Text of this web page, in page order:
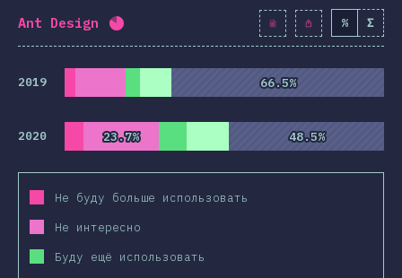
Ant Design Процент заполнения: 82 (9428)
% Σ
2019 66.5%
66.5%
2020 23.7%
23.7% 48.5%
48.5%
Не буду больше использовать
Не интересно
Буду ещё использовать